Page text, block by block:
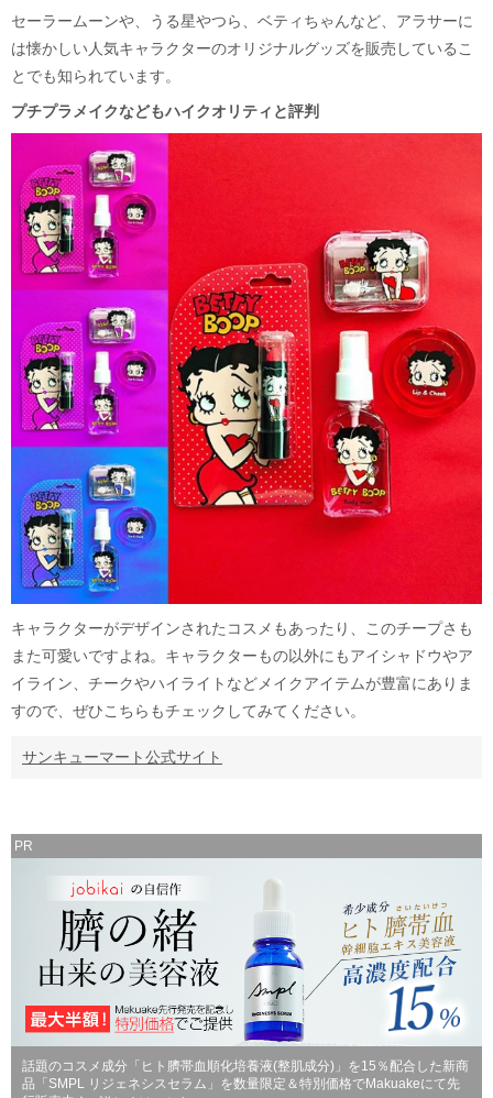
セーラームーンや、うる星やつら、ベティちゃんなど、アラサーに
は懐かしい人気キャラクターのオリジナルグッズを販売しているこ
とでも知られています。
プチプラメイクなどもハイクオリティと評判
キャラクターがデザインされたコスメもあったり、このチープさも
また可愛いですよね。キャラクターもの以外にもアイシャドウやア
イライン、チークやハイライトなどメイクアイテムが豊富にありま
すので、ぜひこちらもチェックしてみてください。
サンキューマート公式サイト
PR
話題のコスメ成分「ヒト臍帯血順化培養液(整肌成分)」を15％配合した新商
品「SMPL リジェネシスセラム」を数量限定＆特別価格でMakuakeにて先